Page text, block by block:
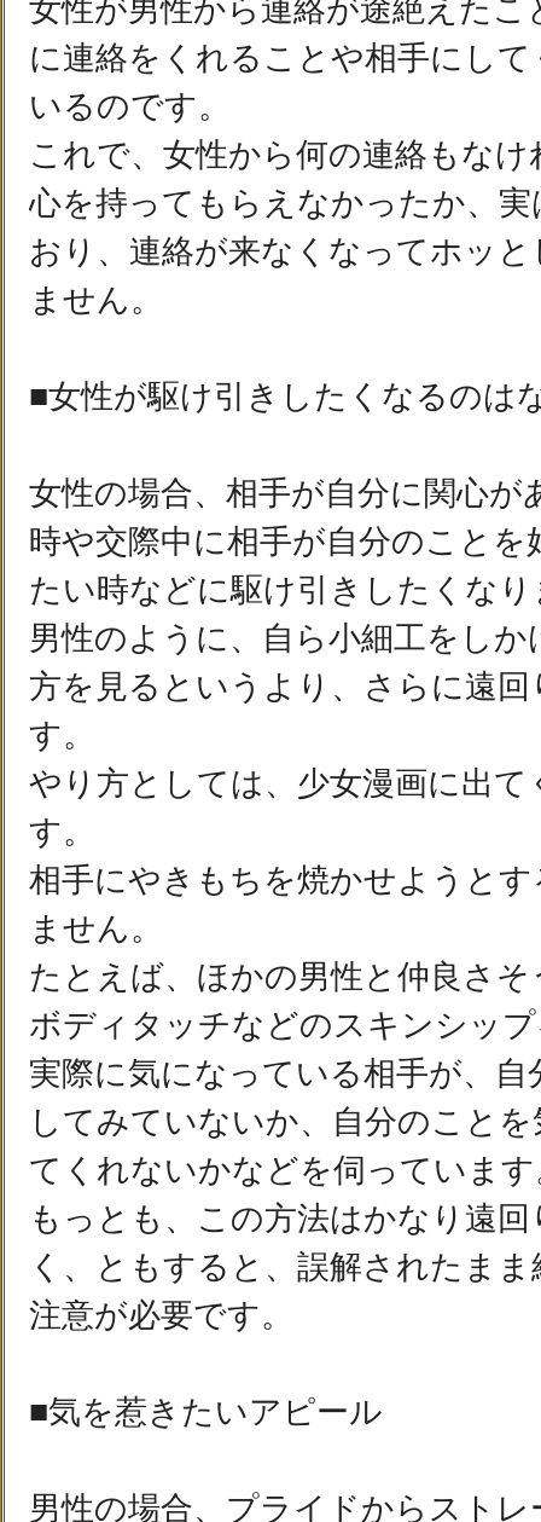
女性が男性から連絡が途絶えたこ
に連絡をくれることや相手にし
いるのです。
これで、女性から何の連絡もな
心を持ってもらえなかったか、
おり、連絡が来なくなってホッ
ません。
■女性が駆け引きしたくなるのは
女性の場合、相手が自分に関心が
時や交際中に相手が自分のこと
たい時などに駆け引きしたくなり
男性のように、自ら小細工をし
方を見るというより、さらに遠
す。
やり方としては、少女漫画に出
す。
相手にやきもちを焼かせようと
ません。
たとえば、ほかの男性と仲良さ
ボディタッチなどのスキンシッ
実際に気になっている相手が、
してみていないか、自分のこと
てくれないかなどを伺っています
もっとも、この方法はかなり遠
く、ともすると、誤解されたま
注意が必要です。
■気を惹きたいアピール
男性の場合、プライドからスト